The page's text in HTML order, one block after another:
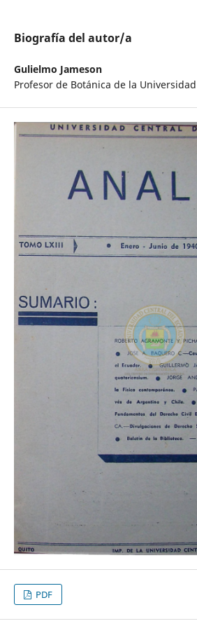
Biografía del autor/a
Gulielmo Jameson
Profesor de Botánica de la
PDF